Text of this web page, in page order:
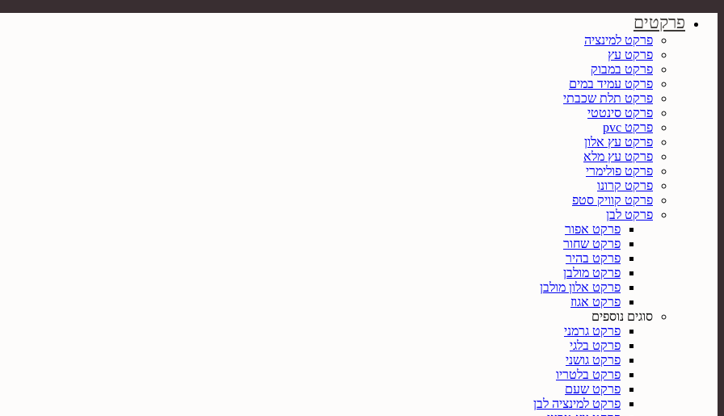
פרקטים
פרקט למינציה
פרקט עץ
פרקט במבוק
פרקט עמיד במים
פרקט תלת שכבתי
פרקט סינטטי
פרקט pvc
פרקט עץ אלון
פרקט עץ מלא
פרקט פולימרי
פרקט קרונו
פרקט קוויק סטפ
פרקט לבן
פרקט אפור
פרקט שחור
פרקט בהיר
פרקט מולבן
פרקט אלון מולבן
פרקט אגוז
סוגים נוספים
פרקט גרמני
פרקט בלגי
פרקט גושני
פרקט בלטריו
פרקט שעם
פרקט למינציה לבן